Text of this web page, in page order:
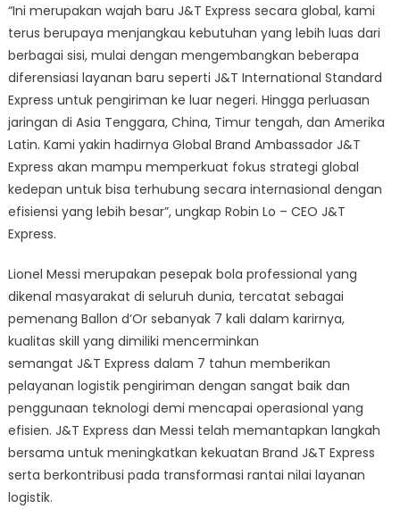
“Ini merupakan wajah baru J&T Express secara global, kami
terus berupaya menjangkau kebutuhan yang lebih luas dari
berbagai sisi, mulai dengan mengembangkan beberapa
diferensiasi layanan baru seperti J&T International Standard
Express untuk pengiriman ke luar negeri. Hingga perluasan
jaringan di Asia Tenggara, China, Timur tengah, dan Amerika
Latin. Kami yakin hadirnya Global Brand Ambassador J&T
Express akan mampu memperkuat fokus strategi global
kedepan untuk bisa terhubung secara internasional dengan
efisiensi yang lebih besar”, ungkap Robin Lo – CEO J&T
Express.
Lionel Messi merupakan pesepak bola professional yang
dikenal masyarakat di seluruh dunia, tercatat sebagai
pemenang Ballon d’Or sebanyak 7 kali dalam karirnya,
kualitas skill yang dimiliki mencerminkan
semangat J&T Express dalam 7 tahun memberikan
pelayanan logistik pengiriman dengan sangat baik dan
penggunaan teknologi demi mencapai operasional yang
efisien. J&T Express dan Messi telah memantapkan langkah
bersama untuk meningkatkan kekuatan Brand J&T Express
serta berkontribusi pada transformasi rantai nilai layanan
logistik.